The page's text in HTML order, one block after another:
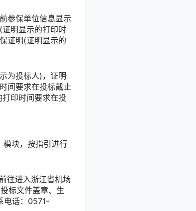
参保单位信息显示
明显示的打印时
证明(证明显示的
为投标人)，证明
间要求在投标截止
印时间要求在投
块，按指引进行
往进入浙江省机场
标文件盖章、生
电话：0571-